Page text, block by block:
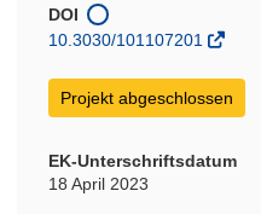
DOI
10.3030/101107201
Projekt abgeschlossen
EK-Unterschriftsdatum
18 April 2023